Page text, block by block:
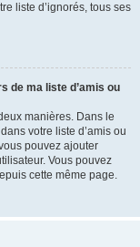
liste d’ignorés, tous ses
de ma liste d’amis ou
manières. Dans le
votre liste d’amis ou
pouvez ajouter
Vous pouvez
cette même page.